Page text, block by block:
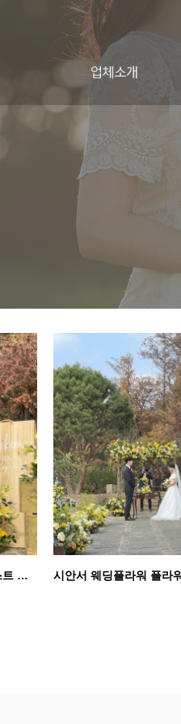
시안서 웨딩플라워 플라워스타일리스트 일산야외결혼식장 김…